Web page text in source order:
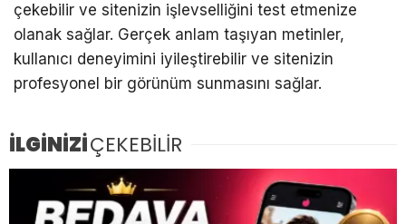
çekebilir ve sitenizin işlevselliğini test etmenize
olanak sağlar. Gerçek anlam taşıyan metinler,
kullanıcı deneyimini iyileştirebilir ve sitenizin
profesyonel bir görünüm sunmasını sağlar.
İLGİNİZİÇEKEBİLİR